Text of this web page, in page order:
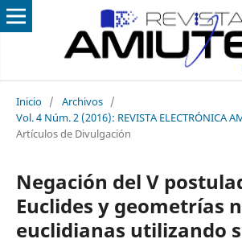
Inicio / Archivos /
Vol. 4 Núm. 2 (2016): REVISTA ELECTRÓNICA
Artículos de Divulgación
Negación del V
Euclides y geometrías
euclidianas utilizando